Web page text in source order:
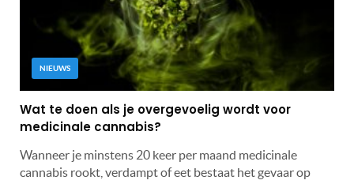
NIEUWS
Wat te doen als je overgevoelig wordt voor
medicinale cannabis?
Wanneer je minstens 20 keer per maand medicinale
cannabis rookt, verdampt of eet bestaat het gevaar op